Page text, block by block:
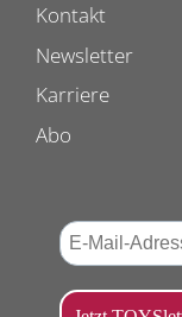
Kontakt
Newsletter
Karriere
Abo